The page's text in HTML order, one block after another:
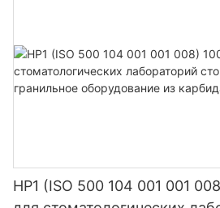
HP1 (ISO 500 104 001 001